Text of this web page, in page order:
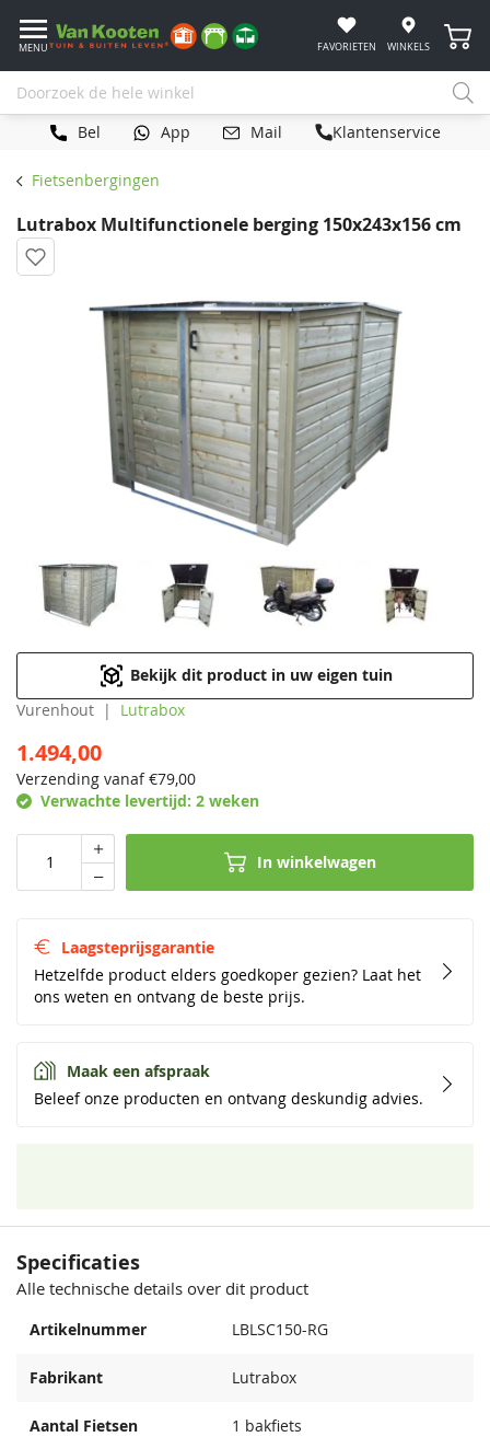
MENU FAVORIETEN WINKELS
Bel App Mail Klantenservice
Fietsenbergingen
Lutrabox Multifunctionele berging 150x243x156 cm
Bekijk dit product in uw eigen tuin
Vurenhout
Lutrabox
1.494,00
Verzending vanaf €79,00
Verwachte levertijd: 2 weken
In winkelwagen
Laagsteprijsgarantie
Hetzelfde product elders goedkoper gezien? Laat het
ons weten en ontvang de beste prijs.
Maak een afspraak
Beleef onze producten en ontvang deskundig advies.
Specificaties
Alle technische details over dit product
Artikelnummer LBLSC150-RG
Fabrikant Lutrabox
Aantal Fietsen 1 bakfiets